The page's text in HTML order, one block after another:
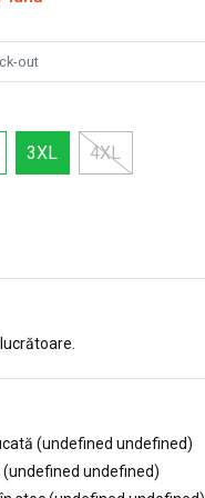
out
3XL 4XL
(undefined undefined)
(undefined undefined)